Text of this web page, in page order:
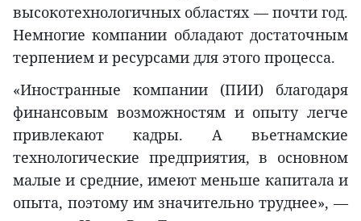
высокотехнологичных областях — почти год.
Немногие компании обладают достаточным
терпением и ресурсами для этого процесса.
«Иностранные компании (ПИИ) благодаря
финансовым возможностям и опыту легче
привлекают кадры. А вьетнамские
технологические предприятия, в основном
малые и средние, имеют меньше капитала и
опыта, поэтому им значительно труднее», —